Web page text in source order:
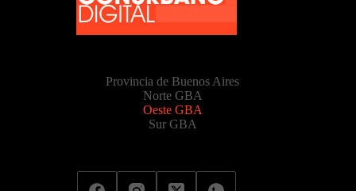
Provincia de Buenos Aires
Norte GBA
Oeste GBA
Sur GBA